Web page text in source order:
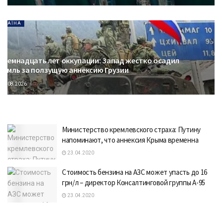
лет оккупации: Запад жестко осадил
за ползущую аннексию Грузии
Министерство кремлевского страха: Путину
напоминают, что аннексия Крыма временна
23.04.2020
Стоимость бензина на АЗС может упасть до 16
грн/л – директор Консалтинговой группы А-95
23.04.2020